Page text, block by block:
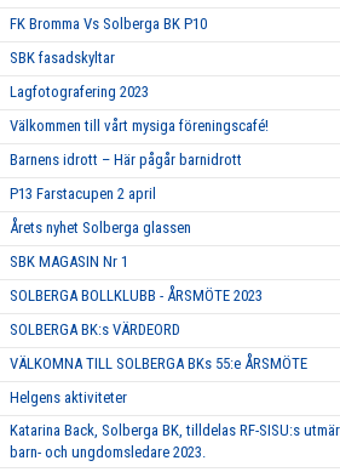
FK Bromma Vs Solberga BK P10
SBK fasadskyltar
Lagfotografering 2023
Välkommen till vårt mysiga föreningscafé!
Barnens idrott – Här pågår barnidrott
P13 Farstacupen 2 april
Årets nyhet Solberga glassen
SBK MAGASIN Nr 1
SOLBERGA BOLLKLUBB - ÅRSMÖTE 2023
SOLBERGA BK:s VÄRDEORD
VÄLKOMNA TILL SOLBERGA BKs 55:e ÅRSMÖTE
Helgens aktiviteter
Katarina Back, Solberga BK, tilldelas RF-SISU:s
barn- och ungdomsledare 2023.